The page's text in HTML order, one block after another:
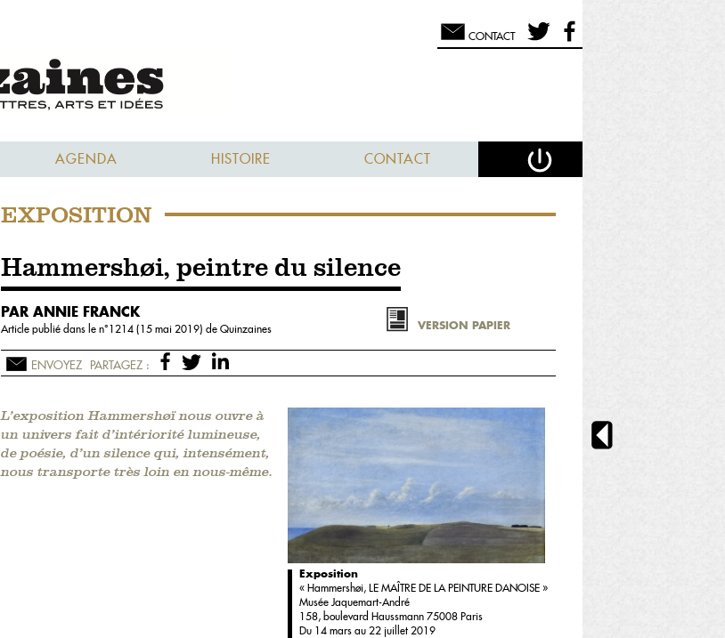
CONTACT
AGENDA HISTOIRE CONTACT
EXPOSITION
Hammershøi, peintre du silence
PAR ANNIE FRANCK
Article publié dans le n°1214 (15 mai 2019)de Quinzaines VERSION PAPIER
ENVOYEZ PARTAGEZ :
L’exposition Hammershøï nous ouvre à
un univers fait d’intériorité lumineuse,
de poésie, d’un silence qui, intensément,
nous transporte très loin en nous-même.
Exposition
« Hammershøi, LE MAÎTRE DE LA PEINTURE DANOISE »
Musée Jaquemart-André
158, boulevard Haussmann 75008 Paris
Du 14 mars au 22 juillet 2019